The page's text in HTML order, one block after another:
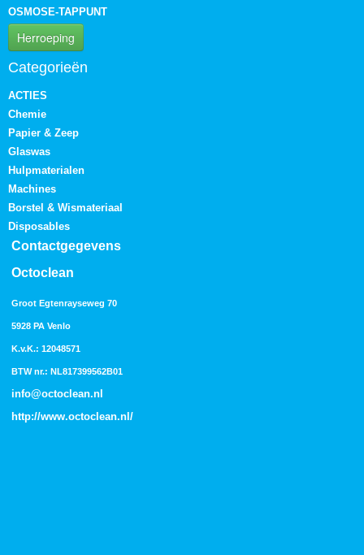
OSMOSE-TAPPUNT
Herroeping
Categorieën
ACTIES
Chemie
Papier & Zeep
Glaswas
Hulpmaterialen
Machines
Borstel & Wismateriaal
Disposables
Contactgegevens
Octoclean
Groot Egtenrayseweg 70
5928 PA Venlo
K.v.K.: 12048571
BTW nr.: NL817399562B01
info@octoclean.nl
http://www.octoclean.nl /